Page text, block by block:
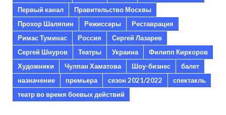
Первый канал
Правительство Москвы
Прохор Шаляпин
Режиссеры
Реставрация
Римас Туминас
Россия
Сергей Лазарев
Сергей Шнуров
Театры Украина
Филипп Киркоров
Художники
Чулпан Хаматова Шоу-бизнес
балет
назначение
премьера сезон 2021/2022
спектакль
театр во время боевых действий